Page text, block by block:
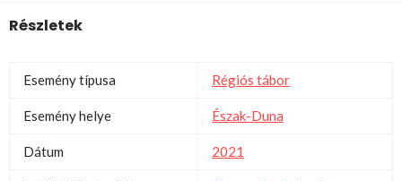
Részletek
Esemény típusa Régiós tábor
Esemény helye Észak-Duna
Dátum 2021